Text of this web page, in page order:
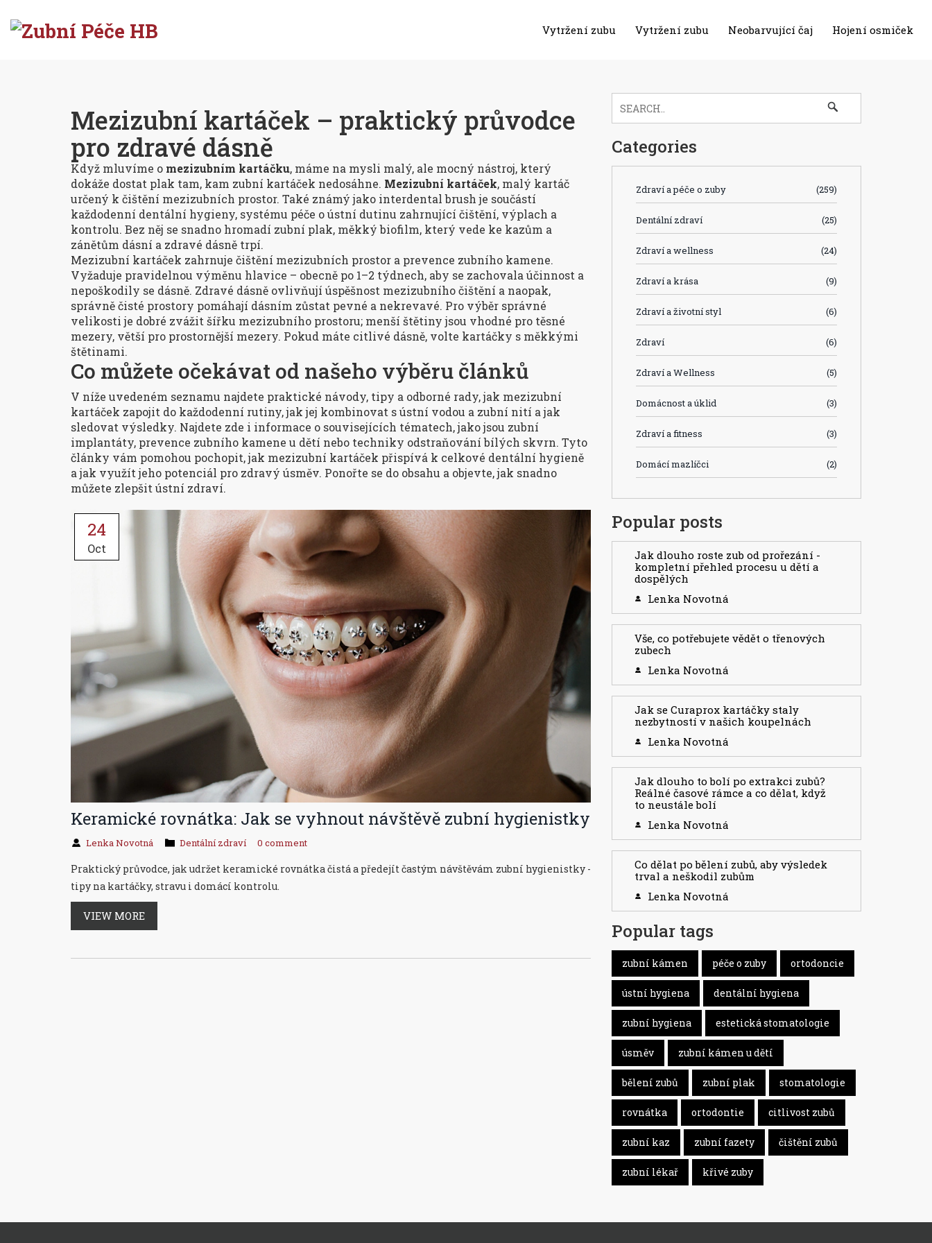
Vytržení zubu Vytržení zubu Neobarvující čaj Hojení osmiček
Mezizubní kartáček – praktický průvodce
pro zdravé dásně
Když mluvíme o mezizubním kartáčku, máme na mysli malý, ale mocný nástroj, který
dokáže dostat plak tam, kam zubní kartáček nedosáhne. Mezizubní kartáček, malý kartáč
určený k čištění mezizubních prostor. Také známý jako interdental brushje součástí
každodenní dentální hygieny, systému péče o ústní dutinu zahrnující čištění, výplach a
kontrolu. Bez něj se snadno hromadí zubní plak, měkký biofilm, který vede ke kazům a
zánětům dásní a zdravé dásně trpí.
Mezizubní kartáček zahrnuje čištění mezizubních prostor a prevence zubního kamene.
Vyžaduje pravidelnou výměnu hlavice – obecně po 1–2 týdnech, aby se zachovala účinnost a
nepoškodily se dásně. Zdravé dásně ovlivňují úspěšnost mezizubního čištění a naopak,
správně čisté prostory pomáhají dásním zůstat pevné a nekrevavé. Pro výběr správné
velikosti je dobré zvážit šířku mezizubního prostoru; menší štětiny jsou vhodné pro těsné
mezery, větší pro prostornější mezery. Pokud máte citlivé dásně, volte kartáčky s měkkými
štětinami.
Co můžete očekávat od našeho výběru článků
V níže uvedeném seznamu najdete praktické návody, tipy a odborné rady, jak mezizubní
kartáček zapojit do každodenní rutiny, jak jej kombinovat s ústní vodou a zubní nití a jak
sledovat výsledky. Najdete zde i informace o souvisejících tématech, jako jsou zubní
implantáty, prevence zubního kamene u dětí nebo techniky odstraňování bílých skvrn. Tyto
články vám pomohou pochopit, jak mezizubní kartáček přispívá k celkové dentální hygieně
a jak využít jeho potenciál pro zdravý úsměv. Ponořte se do obsahu a objevte, jak snadno
můžete zlepšit ústní zdraví.
24
Oct
Keramické rovnátka: Jak se vyhnout návštěvě zubní hygienistky
Lenka Novotná Dentální zdraví 0 comment
Praktický průvodce, jak udržet keramické rovnátka čistá a předejít častým návštěvám zubní hygienistky -
tipy na kartáčky, stravu i domácí kontrolu.
VIEW MORE
Categories
Zdraví a péče o zuby (259)
Dentální zdraví (25)
Zdraví a wellness (24)
Zdraví a krása (9)
Zdraví a životní styl (6)
Zdraví (6)
Zdraví a Wellness (5)
Domácnost a úklid (3)
Zdraví a fitness (3)
Domácí mazlíčci (2)
Popular posts
Jak dlouho roste zub od prořezání -
kompletní přehled procesu u dětí a
dospělých
Lenka Novotná
Vše, co potřebujete vědět o třenových
zubech
Lenka Novotná
Jak se Curaprox kartáčky staly
nezbytností v našich koupelnách
Lenka Novotná
Jak dlouho to bolí po extrakci zubů?
Reálné časové rámce a co dělat, když
to neustále bolí
Lenka Novotná
Co dělat po bělení zubů, aby výsledek
trval a neškodil zubům
Lenka Novotná
Popular tags
zubní kámen péče o zuby ortodoncie
ústní hygiena dentální hygiena
zubní hygiena estetická stomatologie
úsměv zubní kámen u dětí
bělení zubů zubní plak stomatologie
rovnátka ortodontie citlivost zubů
zubní kaz zubní fazety čištění zubů
zubní lékař křivé zuby